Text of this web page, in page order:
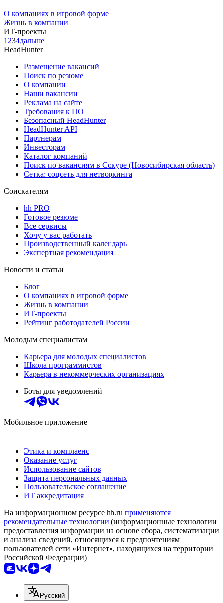
О компаниях в игровой форме
Жизнь в компании
ИТ-проекты
1 234дальше
HeadHunter
Размещение вакансий
Поиск по резюме
О компании
Наши вакансии
Реклама на сайте
Требования к ПО
Безопасный HeadHunter
HeadHunter API
Партнерам
Инвесторам
Каталог компаний
Поиск по вакансиям в Сокуре (Новосибирская область)
Сетка: соцсеть для нетворкинга
Соискателям
hh PRO
Готовое резюме
Все сервисы
Хочу у вас работать
Производственный календарь
Экспертная рекомендация
Новости и статьи
Блог
О компаниях в игровой форме
Жизнь в компании
ИТ-проекты
Рейтинг работодателей России
Молодым специалистам
Карьера для молодых специалистов
Школа программистов
Карьера в некоммерческих организациях
Боты для уведомлений
Мобильное приложение
Этика и комплаенс
Оказание услуг
Использование сайтов
Защита персональных данных
Пользовательское соглашение
ИТ аккредитация
На информационном ресурсе hh.ru применяются
рекомендательные технологии (информационные технологии
предоставления информации на основе сбора, систематизации
и анализа сведений, относящихся к предпочтениям
пользователей сети «Интернет», находящихся на территории
Российской Федерации)
Русский